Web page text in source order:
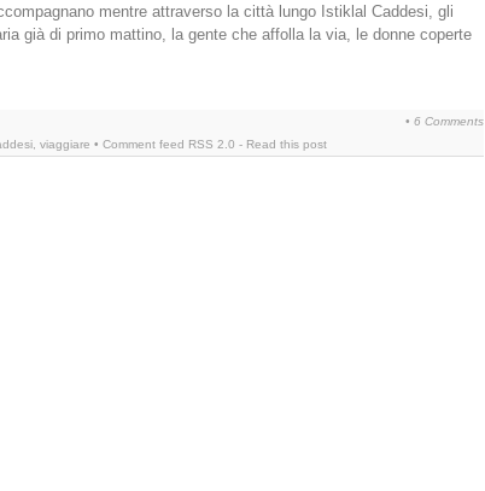
mentre attraverso la città lungo Istiklal Caddesi, gli
già di primo mattino, la gente che affolla la via, le donne coperte
viaggiare • Comment feed RSS 2.0 - Read this post
• 6 Comments